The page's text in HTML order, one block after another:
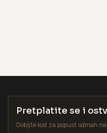
Pretplatite se i
Dobijte kod za popust odmah